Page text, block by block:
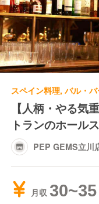
【人柄・やる気
トランのホール
PEP GEMS立川
月収 30~35